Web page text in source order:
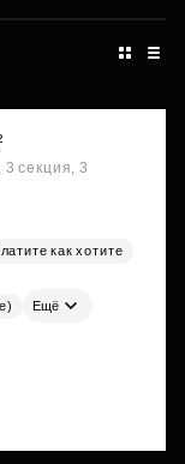
секция, 3
как хотите
Ещё